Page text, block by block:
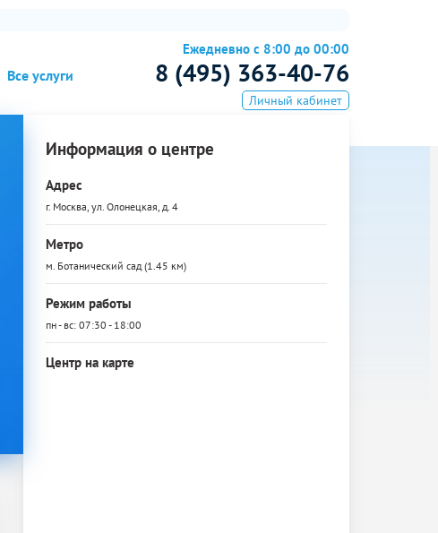
Все услуги
Ежедневно с 8:00 до 00:00
8 (495) 363-40-76
Личный кабинет
Информация о центре
Адрес
г. Москва, ул. Олонецкая, д. 4
Метро
м. Ботанический сад (1.45 км)
Режим работы
пн - вс: 07:30 - 18:00
Центр на карте